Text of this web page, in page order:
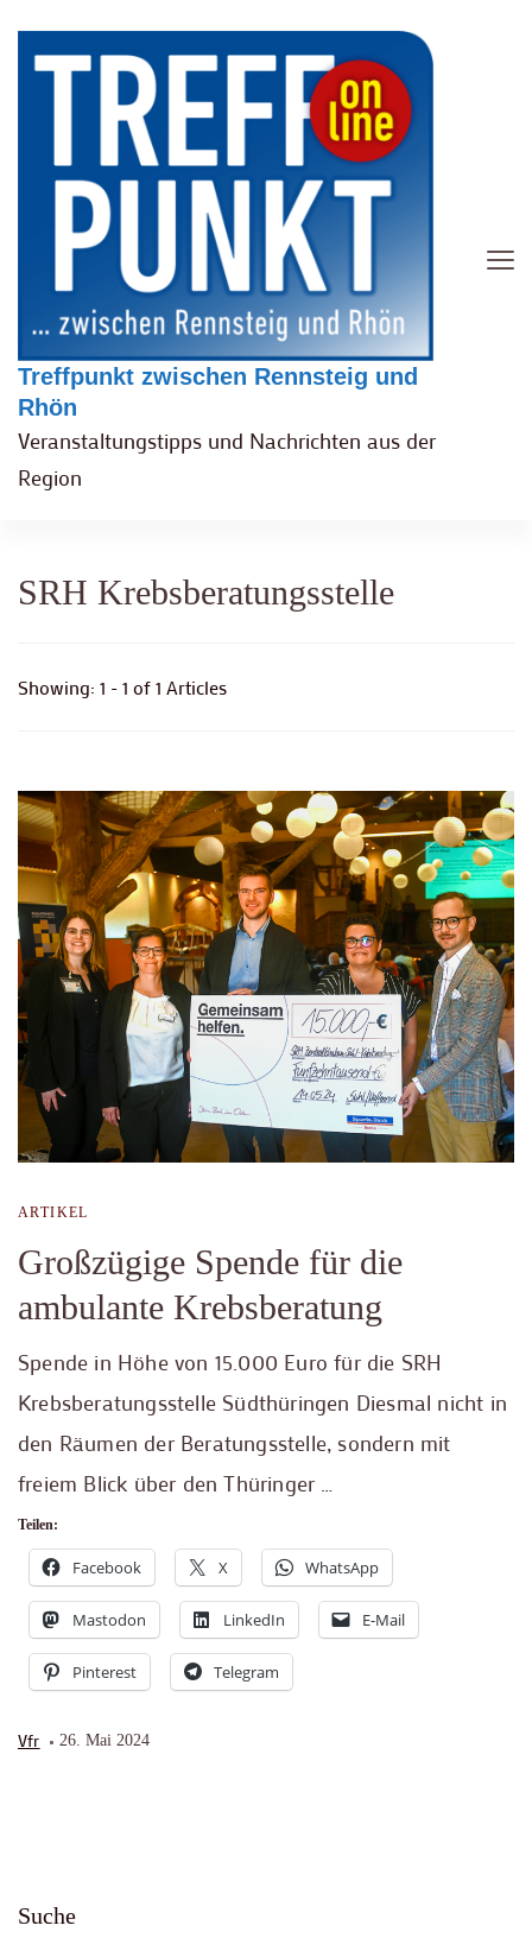
Treffpunkt zwischen Rennsteig und
Rhön
Veranstaltungstipps und Nachrichten aus der
Region
SRH Krebsberatungsstelle
Showing: 1 - 1 of 1 Articles
ARTIKEL
Großzügige Spende für die
ambulante Krebsberatung
Spende in Höhe von 15.000 Euro für die SRH
Krebsberatungsstelle Südthüringen Diesmal nicht in
den Räumen der Beratungsstelle, sondern mit
freiem Blick über den Thüringer …
Teilen:
Facebook X WhatsApp
Mastodon LinkedIn E-Mail
Pinterest Telegram
Vfr 26. Mai 2024
Suche